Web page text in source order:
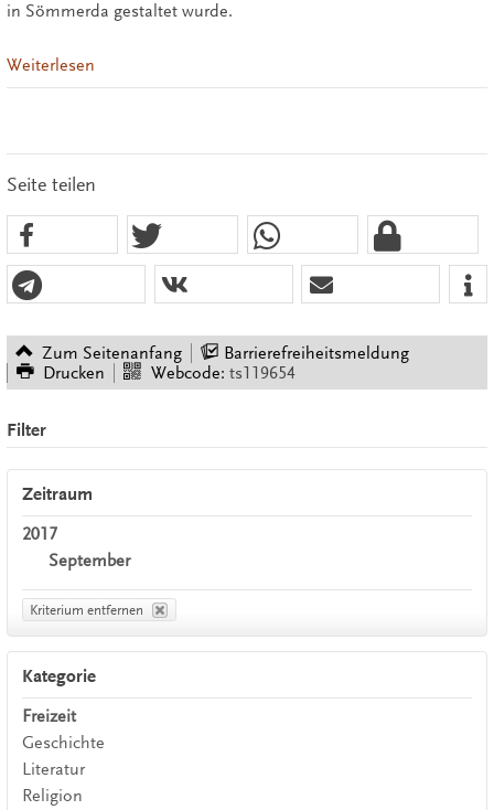
in Sömmerda gestaltet wurde.
Weiterlesen
Seite teilen
Zum Seitenanfang
Barrierefreiheitsmeldung
Drucken
Webcode: ts119654
Filter
Zeitraum
2017
September
Kriterium entfernen
Kategorie
Freizeit
Geschichte
Literatur
Religion